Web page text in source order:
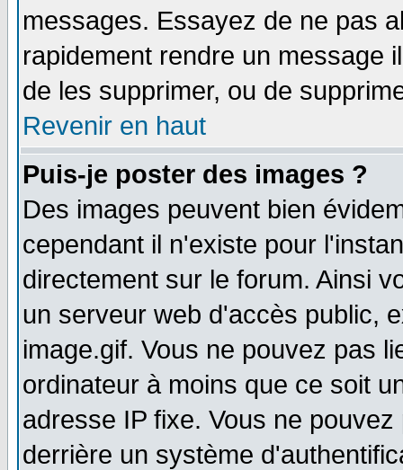
messages. Essayez de ne pas
rapidement rendre un message
de les supprimer, ou de
Revenir en haut
Puis-je poster des images ?
Des images peuvent bien
cependant il n'existe pour
directement sur le forum. Ainsi
un serveur web d'accès public,
image.gif. Vous ne pouvez pas
ordinateur à moins que ce soit
adresse IP fixe. Vous ne
derrière un système